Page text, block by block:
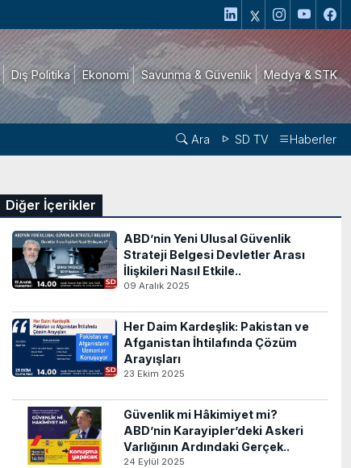
Dış Politika Ekonomi Savunma & Güvenlik Medya & STK
Ara SD TV Haberler
Diğer İçerikler
ABD’nin Yeni Ulusal Güvenlik
Strateji Belgesi Devletler Arası
İlişkileri Nasıl Etkile..
09 Aralık 2025
Her Daim Kardeşlik: Pakistan ve
Afganistan İhtilafında Çözüm
Arayışları
23 Ekim 2025
Güvenlik mi Hâkimiyet mi?
ABD’nin Karayipler’deki Askeri
Varlığının Ardındaki Gerçek..
24 Eylül 2025